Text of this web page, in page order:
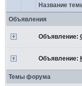
Название
Объявления
Объявление:
Объявление:
Темы форума